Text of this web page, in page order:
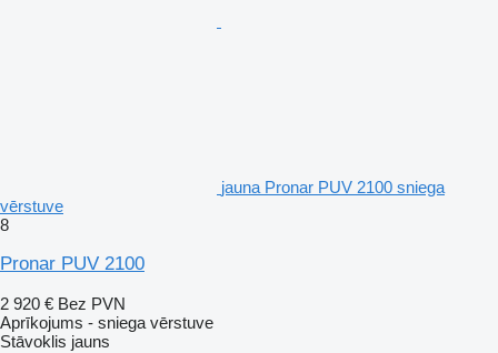
jauna Pronar PUV 2100 sniega
vērstuve
8
Pronar PUV 2100
2 920 € Bez PVN
Aprīkojums - sniega vērstuve
Stāvoklis jauns